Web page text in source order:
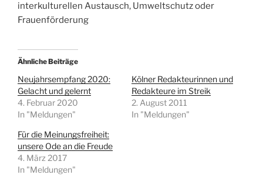
interkulturellen Austausch, Umweltschutz oder
Frauenförderung
Ähnliche Beiträge
Neujahrsempfang 2020:
Gelacht und gelernt
4. Februar 2020
In "Meldungen"
Kölner Redakteurinnen und
Redakteure im Streik
2. August 2011
In "Meldungen"
Für die Meinungsfreiheit:
unsere Ode an die Freude
4. März 2017
In "Meldungen"